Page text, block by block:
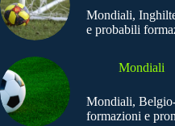
Mondiali,
e probabili
Mondiali
Mondiali,
formazioni e